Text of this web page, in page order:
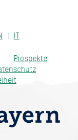
IT
Prospekte